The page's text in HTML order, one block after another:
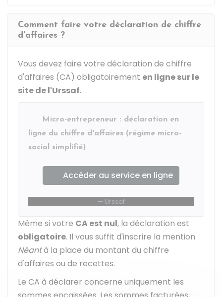
Comment faire votre déclaration de chiffre
d'affaires ?
Vous devez faire votre déclaration de chiffre
d'affaires (CA) obligatoirement en ligne sur le
site de l'Urssaf.
Micro-entrepreneur : déclaration en
ligne du chiffre d'affaires (régime micro-
social simplifié)
Accéder au service en ligne
Urssaf
Même si votre CA est nul, la déclaration est
obligatoire. Il vous suffit d'inscrire la mention
Néantà la place du montant du chiffre
d'affaires ou de recettes.
Le CA à déclarer concerne uniquement les